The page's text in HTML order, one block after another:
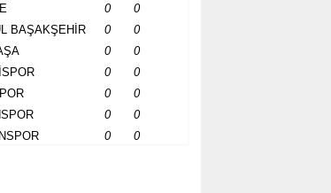
0
0
BAŞAKŞEHİR 0
0
0
0
0
0
0
0
0
0
0 0